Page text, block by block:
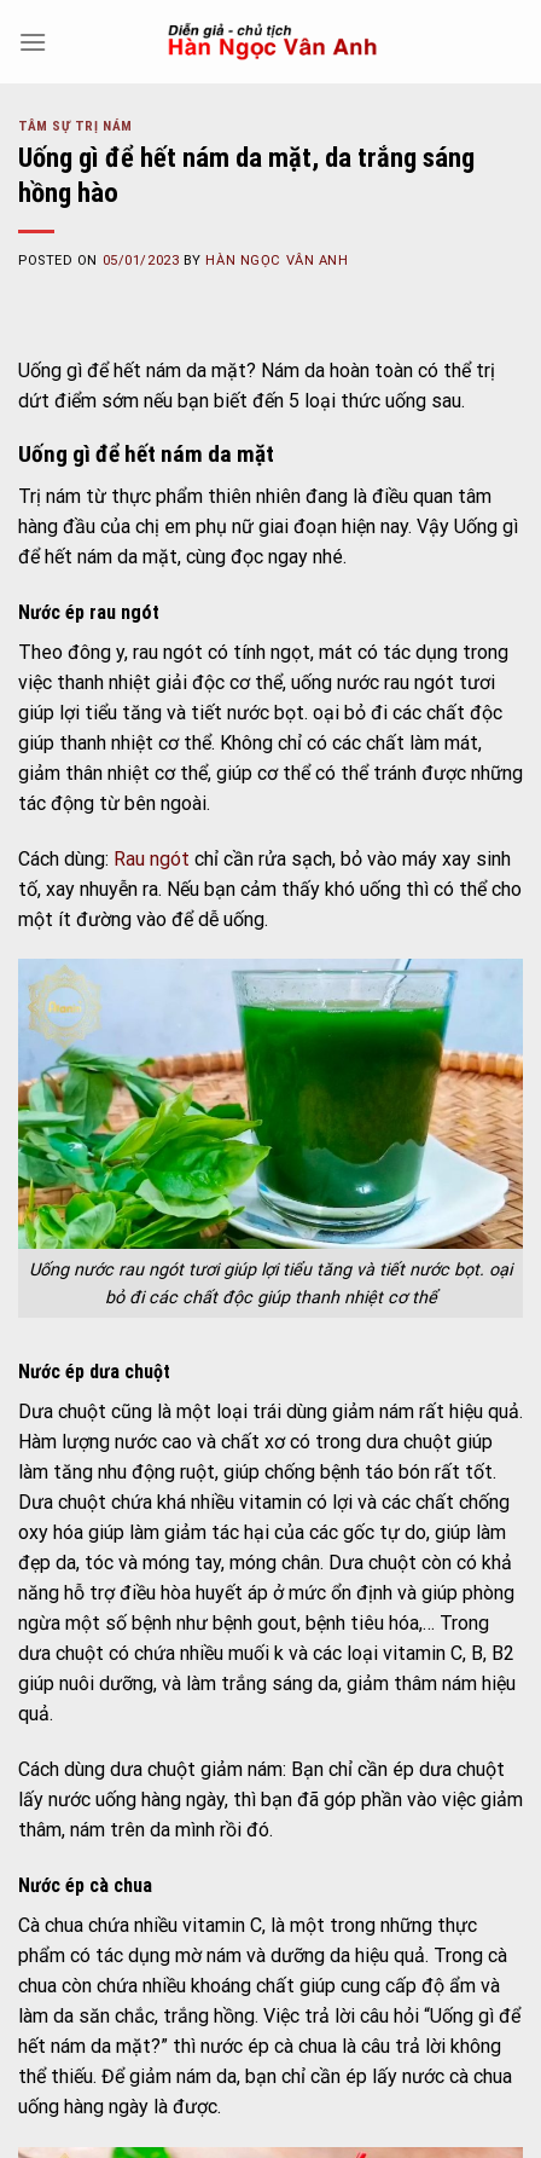
TÂM SỰ TRỊ NÁM
Uống gì để hết nám da mặt, da trắng sáng
hồng hào
POSTED ON 05/01/2023 BY HÀN NGỌC VÂN ANH
Uống gì để hết nám da mặt? Nám da hoàn toàn có thể trị
dứt điểm sớm nếu bạn biết đến 5 loại thức uống sau.
Uống gì để hết nám da mặt
Trị nám từ thực phẩm thiên nhiên đang là điều quan tâm
hàng đầu của chị em phụ nữ giai đoạn hiện nay. Vậy Uống gì
để hết nám da mặt, cùng đọc ngay nhé.
Nước ép rau ngót
Theo đông y, rau ngót có tính ngọt, mát có tác dụng trong
việc thanh nhiệt giải độc cơ thể, uống nước rau ngót tươi
giúp lợi tiểu tăng và tiết nước bọt. oại bỏ đi các chất độc
giúp thanh nhiệt cơ thể. Không chỉ có các chất làm mát,
giảm thân nhiệt cơ thể, giúp cơ thể có thể tránh được những
tác động từ bên ngoài.
Cách dùng: Rau ngót chỉ cần rửa sạch, bỏ vào máy xay sinh
tố, xay nhuyễn ra. Nếu bạn cảm thấy khó uống thì có thể cho
một ít đường vào để dễ uống.
Uống nước rau ngót tươi giúp lợi tiểu tăng và tiết nước bọt. oại
bỏ đi các chất độc giúp thanh nhiệt cơ thể
Nước ép dưa chuột
Dưa chuột cũng là một loại trái dùng giảm nám rất hiệu quả.
Hàm lượng nước cao và chất xơ có trong dưa chuột giúp
làm tăng nhu động ruột, giúp chống bệnh táo bón rất tốt.
Dưa chuột chứa khá nhiều vitamin có lợi và các chất chống
oxy hóa giúp làm giảm tác hại của các gốc tự do, giúp làm
đẹp da, tóc và móng tay, móng chân. Dưa chuột còn có khả
năng hỗ trợ điều hòa huyết áp ở mức ổn định và giúp phòng
ngừa một số bệnh như bệnh gout, bệnh tiêu hóa,… Trong
dưa chuột có chứa nhiều muối k và các loại vitamin C, B, B2
giúp nuôi dưỡng, và làm trắng sáng da, giảm thâm nám hiệu
quả.
Cách dùng dưa chuột giảm nám: Bạn chỉ cần ép dưa chuột
lấy nước uống hàng ngày, thì bạn đã góp phần vào việc giảm
thâm, nám trên da mình rồi đó.
Nước ép cà chua
Cà chua chứa nhiều vitamin C, là một trong những thực
phẩm có tác dụng mờ nám và dưỡng da hiệu quả. Trong cà
chua còn chứa nhiều khoáng chất giúp cung cấp độ ẩm và
làm da săn chắc, trắng hồng. Việc trả lời câu hỏi “Uống gì để
hết nám da mặt?” thì nước ép cà chua là câu trả lời không
thể thiếu. Để giảm nám da, bạn chỉ cần ép lấy nước cà chua
uống hàng ngày là được.